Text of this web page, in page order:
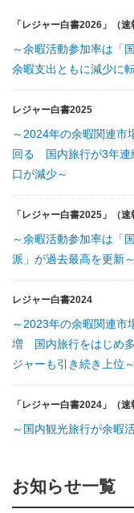
「レジャー白書2026」（速
～余暇活動参加率は「
余暇支出ともに減少に
レジャー白書2025
～2024年の余暇関連市
回る 国内旅行が3年連
口が減少～
「レジャー白書2025」（速
～余暇活動参加率は「
派」が過去最高を更新～
レジャー白書2024
～2023年の余暇関連市
増 国内旅行をはじめ
ジャーも引き続き上位～
「レジャー白書2024」（速
～国内観光旅行が余暇
お知らせ一覧